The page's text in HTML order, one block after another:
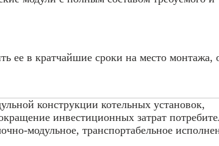
ее в кратчайшие сроки на место монтажа,
конструкции котельных установок,
инвестиционных затрат
модульное, транспортабельное